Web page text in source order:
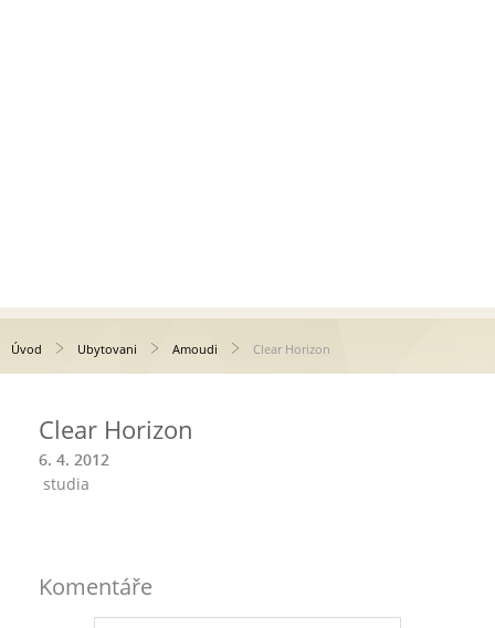
Úvod Ubytovani Amoudi Clear Horizon
Clear Horizon
6. 4. 2012
studia
Komentáře